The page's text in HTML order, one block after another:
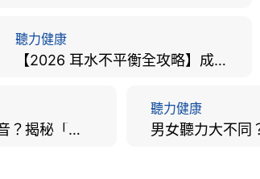
聽力健康
【2026 耳水不平衡全攻略】成因、病徵、治療及改善方法
大腦會自動過濾聲音？揭秘「聽覺注意」機制與聽力健康的深層關係
聽力健康